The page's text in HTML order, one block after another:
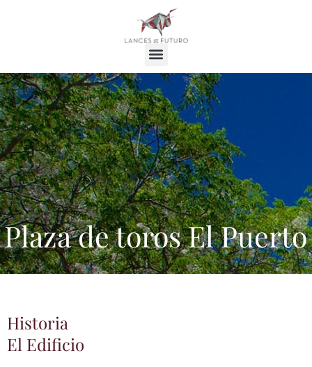
Plaza de toros El Puerto
Historia
El Edificio